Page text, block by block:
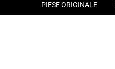
PIESE ORIGINALE